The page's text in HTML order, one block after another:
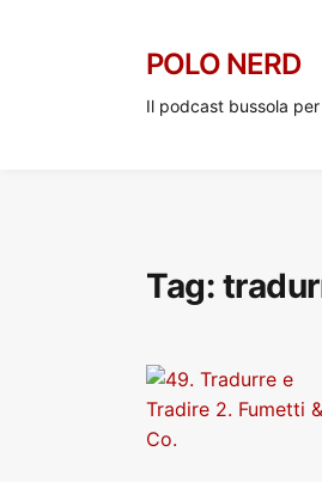
POLO NERD
Il podcast bussola
Tag: